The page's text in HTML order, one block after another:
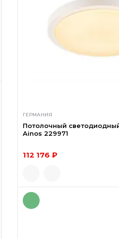
ГЕРМАНИЯ
Потолочный
Ainos 229971
112 176 ₽